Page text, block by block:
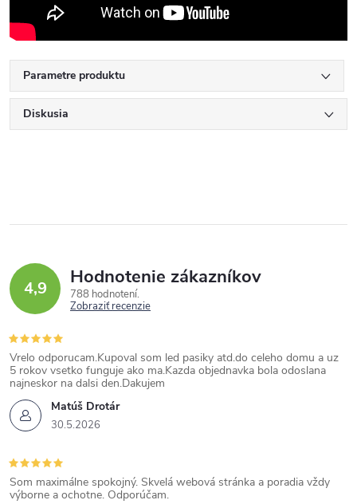
Parametre produktu
Diskusia
4,9 Hodnotenie zákazníkov
788 hodnotení
Zobraziť recenzie
Matúš Drotár
30.5.2026
Vrelo odporucam.Kupoval som led pasiky atd.do celeho domu a uz
5 rokov vsetko funguje ako ma.Kazda objednavka bola odoslana
najneskor na dalsi den.Dakujem
Som maximálne spokojný. Skvelá webová stránka a poradia vždy
výborne a ochotne. Odporúčam.